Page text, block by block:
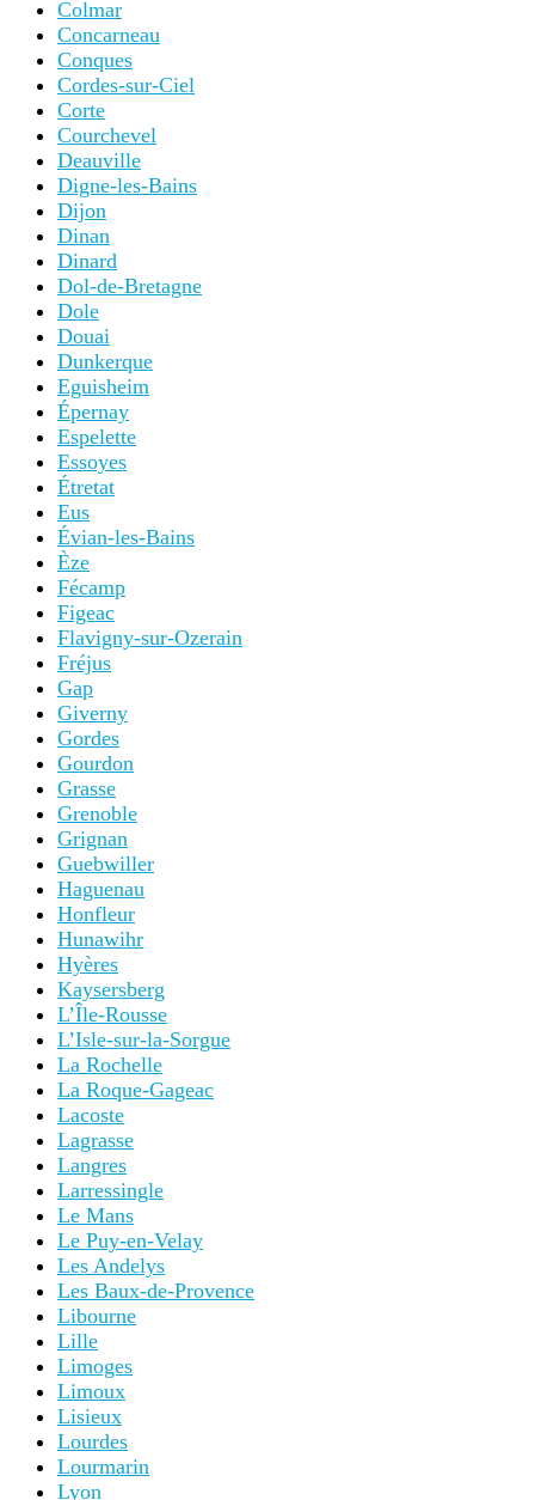
Colmar
Concarneau
Conques
Cordes-sur-Ciel
Corte
Courchevel
Deauville
Digne-les-Bains
Dijon
Dinan
Dinard
Dol-de-Bretagne
Dole
Douai
Dunkerque
Eguisheim
Épernay
Espelette
Essoyes
Étretat
Eus
Évian-les-Bains
Èze
Fécamp
Figeac
Flavigny-sur-Ozerain
Fréjus
Gap
Giverny
Gordes
Gourdon
Grasse
Grenoble
Grignan
Guebwiller
Haguenau
Honfleur
Hunawihr
Hyères
Kaysersberg
L’Île-Rousse
L’Isle-sur-la-Sorgue
La Rochelle
La Roque-Gageac
Lacoste
Lagrasse
Langres
Larressingle
Le Mans
Le Puy-en-Velay
Les Andelys
Les Baux-de-Provence
Libourne
Lille
Limoges
Limoux
Lisieux
Lourdes
Lourmarin
Lyon